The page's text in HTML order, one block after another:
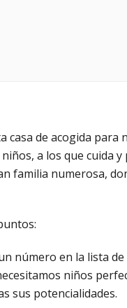
casa de acogida
a los que cuida
familia numerosa,
número en la lista
niños
sus potencialidades.